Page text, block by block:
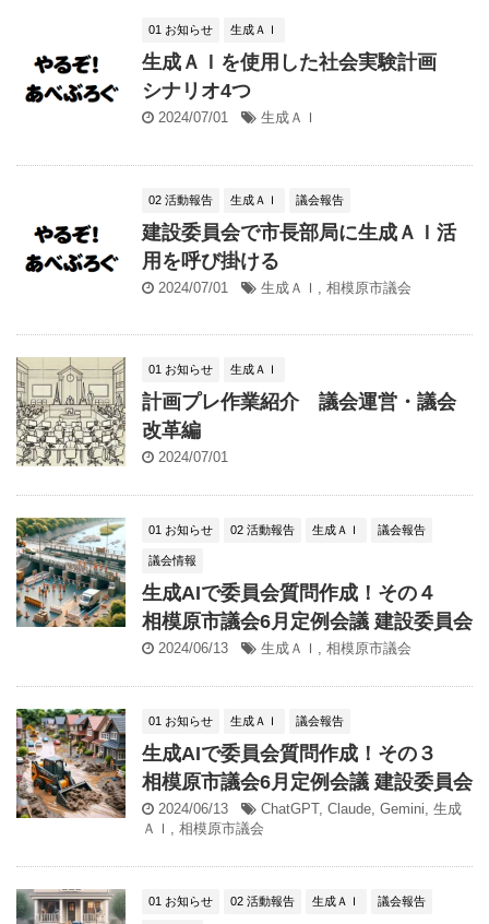
01 お知らせ 生成ＡＩ
生成ＡＩを使用した社会実験計画
シナリオ4つ
2024/07/01 生成ＡＩ
02 活動報告 生成ＡＩ 議会報告
建設委員会で市長部局に生成ＡＩ活
用を呼び掛ける
2024/07/01 生成ＡＩ 相模原市議会
01 お知らせ 生成ＡＩ
計画プレ作業紹介 議会運営・議会
改革編
2024/07/01
01 お知らせ 02 活動報告 生成ＡＩ 議会報告
議会情報
生成AIで委員会質問作成！その４
相模原市議会6月定例会議 建設委員会
2024/06/13 生成ＡＩ , 相模原市議会
01 お知らせ 生成ＡＩ 議会報告
生成AIで委員会質問作成！その３
相模原市議会6月定例会議 建設委員会
2024/06/13 ChatGPT, Claude, Gemini, 生成
ＡＩ , 相模原市議会
01 お知らせ 02 活動報告 生成ＡＩ 議会報告